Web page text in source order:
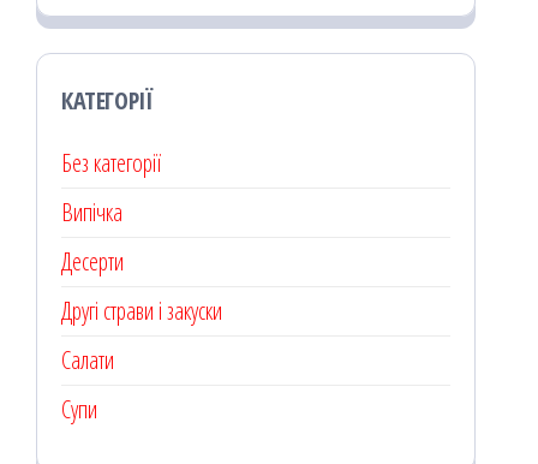
КАТЕГОРІЇ
Без категорії
Випічка
Десерти
Другі страви і закуски
Салати
Супи